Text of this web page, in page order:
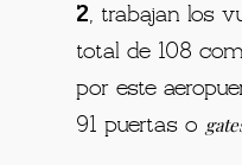
2, trabajan los
total de 108
por este
91 puertas o